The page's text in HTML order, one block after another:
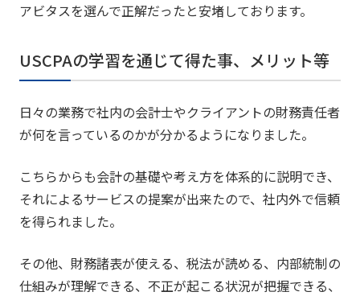
アビタスを選んで正解だったと安堵しております。
USCPAの学習を通じて得た事、メリット等
日々の業務で社内の会計士やクライアントの財務責任者
が何を言っているのかが分かるようになりました。
こちらからも会計の基礎や考え方を体系的に説明でき、
それによるサービスの提案が出来たので、社内外で信頼
を得られました。
その他、財務諸表が使える、税法が読める、内部統制の
仕組みが理解できる、不正が起こる状況が把握できる、